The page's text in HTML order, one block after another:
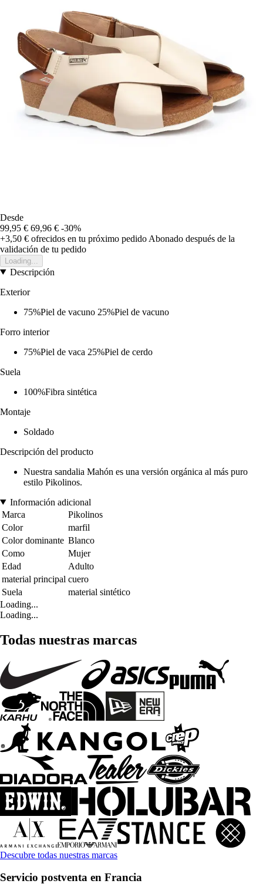
Desde
99,95 € 69,96 € -30%
+3,50 € ofrecidos en tu próximo pedido Abonado después de la
validación de tu pedido
Loading...
Descripción
Exterior
75%Piel de vacuno 25%Piel de vacuno
Forro interior
75%Piel de vaca 25%Piel de cerdo
Suela
100%Fibra sintética
Montaje
Soldado
Descripción del producto
Nuestra sandalia Mahón es una versión orgánica al más puro
estilo Pikolinos.
Información adicional
Marca
Pikolinos
Color
marfil
Color dominante Blanco
Como
Mujer
Edad
Adulto
material principal cuero
Suela
material sintético
Loading...
Loading...
Todas nuestras marcas
Descubre todas nuestras marcas
Servicio postventa en Francia